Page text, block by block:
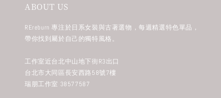
ABOUT US
REreburn 專注於日系女裝與古著選物，每週精選特色單品，
帶你找到屬於自己的獨特風格。
工作室近台北中山地下街R3出口
台北市大同區長安西路58號7樓
瑞朋工作室 38577587